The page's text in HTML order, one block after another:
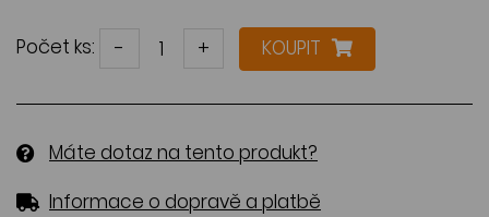
Počet ks: - + KOUPIT
Máte dotaz na tento produkt?
Informace o dopravě a platbě